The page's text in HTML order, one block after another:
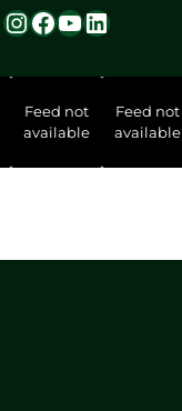
Instagram
Facebook
YouTube
LinkedIn
Feed not
available
Feed not
available